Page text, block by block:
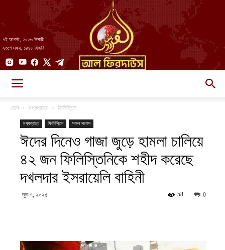
৭ই আগস্ট, ২০২৬ ঈসায়ী
২৩শে সফর, ১৪৪৮ হিজরি
||
আল-
হোম মধ্যপ্রাচ্য ফিলিস্তিন
মধ্যপ্রাচ্য ফিলিস্তিন সকল সংবাদ
ঈদের দিনেও গাজা জুড়ে হামলা চালিয়ে
৪২ জন ফিলিস্তিনিকে শহীদ করেছে
দখলদার ইসরায়েলি বাহিনী
জুন ৭, ২০২৫ 0
58